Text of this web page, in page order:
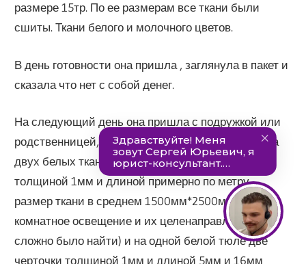
размере 15тр. По ее размерам все ткани были
сшиты. Ткани белого и молочного цветов.
В день готовности она пришла , заглянула в пакет и
сказала что нет с собой денег.
На следующий день она пришла с подружкой или
родственницей, развернула все ткани и нашла на
двух белых тканях бледно серые полоски
толщиной 1мм и длиной примерно по метру ,
размер ткани в среднем 1500мм*2500мм (в цехе
комнатное освещение и их целенаправленно
сложно было найти) и на одной белой тюле две
черточки толщиной 1мм и длиной 5мм и 16мм